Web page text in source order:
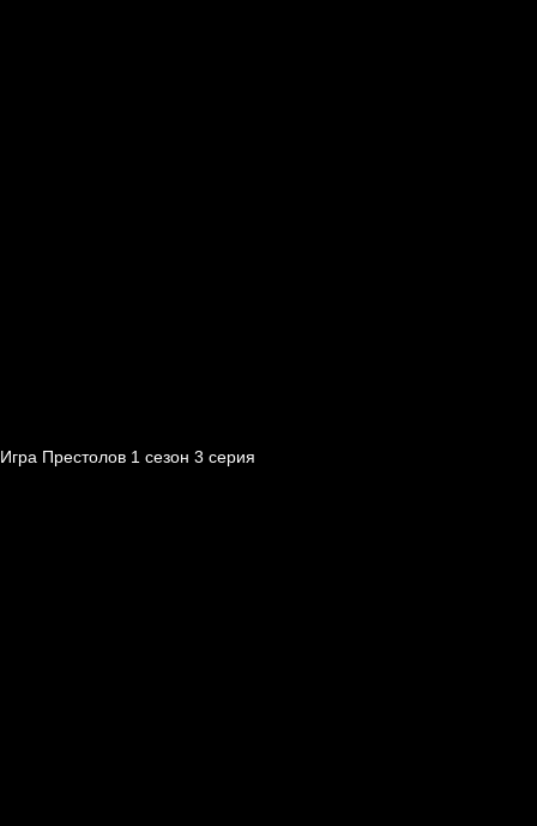
Игра Престолов 1 cезон 3 cерия